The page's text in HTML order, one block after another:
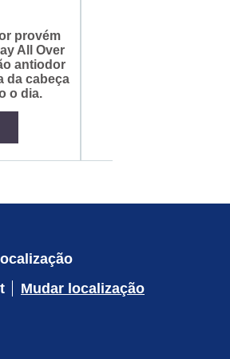
provém
All Over
antiodor
da cabeça
o dia.
Mudar localização